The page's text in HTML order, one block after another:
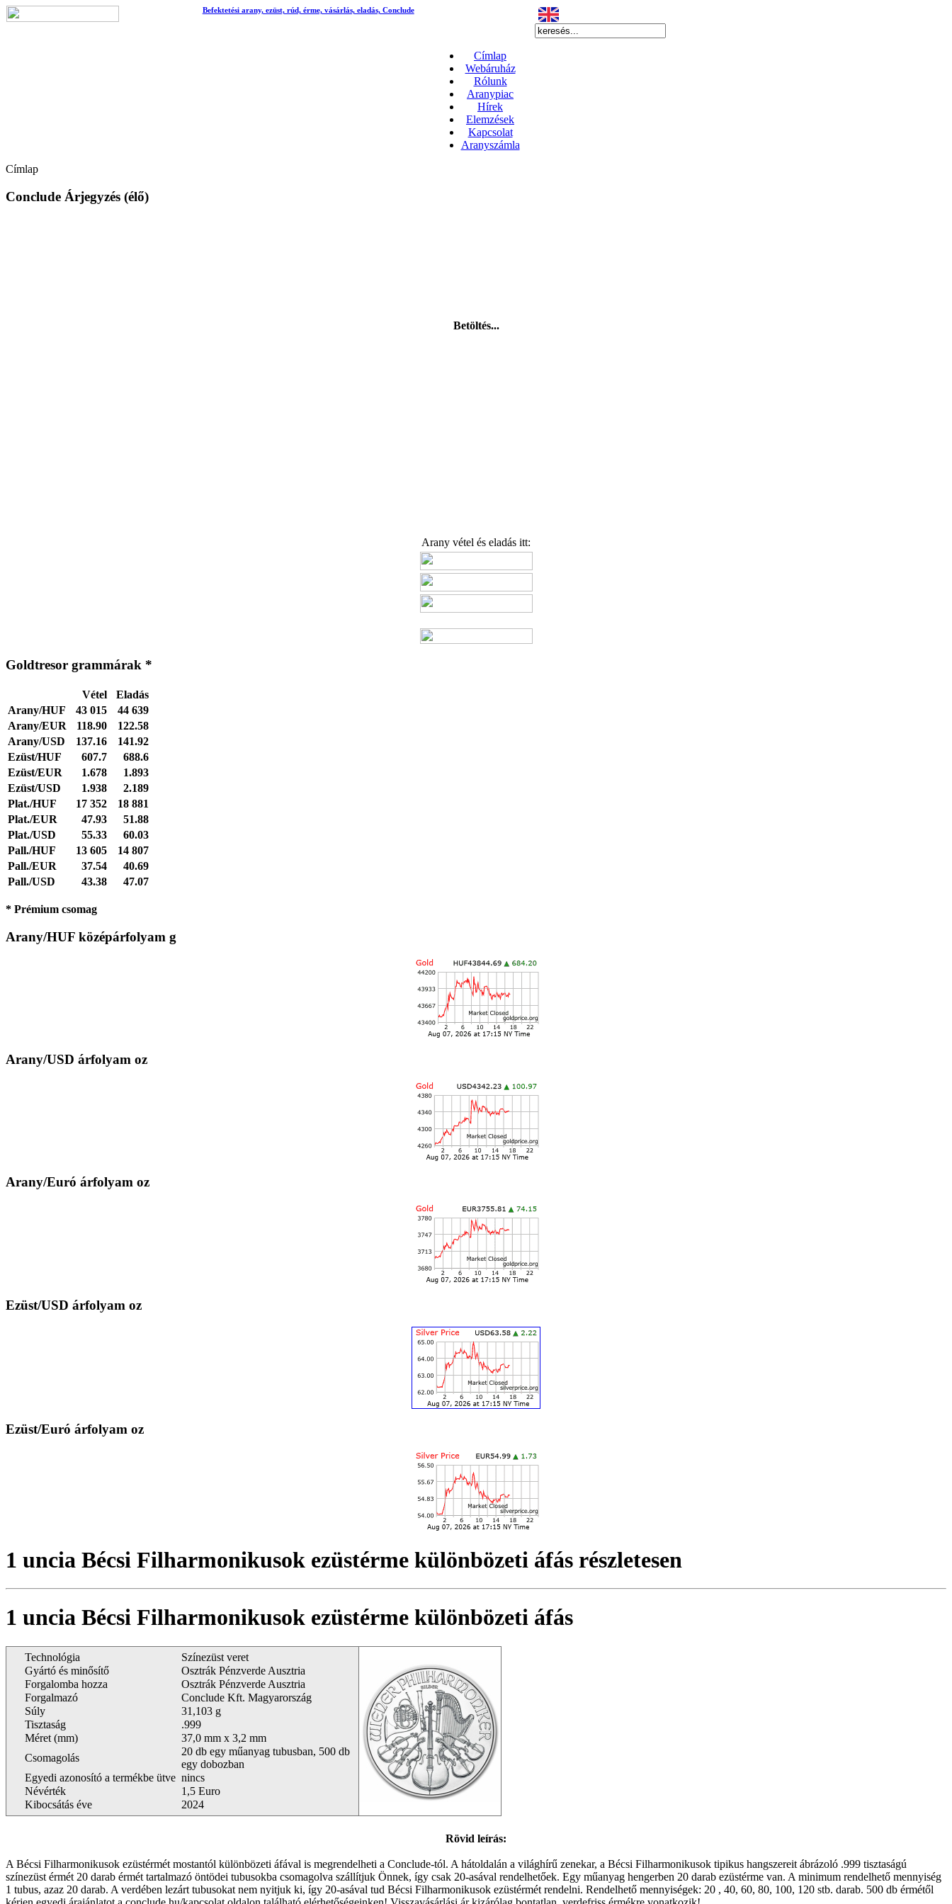
Befektetési arany, ezüst, rúd, érme, vásárlás, eladás, Conclude
Címlap
Webáruház
Rólunk
Aranypiac
Hírek
Elemzések
Kapcsolat
Aranyszámla
Címlap
Conclude Árjegyzés (élő)
Betöltés...
Arany vétel és eladás itt:
Goldtresor grammárak *
Vétel
Eladás
Arany/HUF
43 015
44 639
Arany/EUR
118.90
122.58
Arany/USD
137.16
141.92
Ezüst/HUF
607.7
688.6
Ezüst/EUR
1.678
1.893
Ezüst/USD
1.938
2.189
Plat./HUF
17 352
18 881
Plat./EUR
47.93
51.88
Plat./USD
55.33
60.03
Pall./HUF
13 605
14 807
Pall./EUR
37.54
40.69
Pall./USD
43.38 47.07
* Prémium csomag
Arany/HUF középárfolyam g
Arany/USD árfolyam oz
Arany/Euró árfolyam oz
Ezüst/USD árfolyam oz
Ezüst/Euró árfolyam oz
1 uncia Bécsi Filharmonikusok ezüstérme különbözeti áfás részletesen
1 uncia Bécsi Filharmonikusok ezüstérme különbözeti áfás
Technológia
Színezüst veret
Gyártó és minősítő
Osztrák Pénzverde Ausztria
Forgalomba hozza
Osztrák Pénzverde Ausztria
Forgalmazó
Conclude Kft. Magyarország
Súly
31,103 g
Tisztaság
.999
Méret (mm)
37,0 mm x 3,2 mm
Csomagolás
20 db egy műanyag tubusban, 500 db
egy dobozban
Egyedi azonosító a termékbe ütve nincs
Névérték
1,5 Euro
Kibocsátás éve
2024
Rövid leírás:
A Bécsi Filharmonikusok ezüstérmét mostantól különbözeti áfával is megrendelheti a Conclude-tól. A hátoldalán a világhírű zenekar, a Bécsi Filharmonikusok tipikus hangszereit ábrázoló .999 tisztaságú
színezüst érmét 20 darab érmét tartalmazó öntödei tubusokba csomagolva szállítjuk Önnek, így csak 20-asával rendelhetőek. Egy műanyag hengerben 20 darab ezüstérme van. A minimum rendelhető mennyiség
1 tubus, azaz 20 darab. A verdében lezárt tubusokat nem nyitjuk ki, így 20-asával tud Bécsi Filharmonikusok ezüstérmét rendelni. Rendelhető mennyiségek: 20 , 40, 60, 80, 100, 120 stb. darab. 500 db érmétől